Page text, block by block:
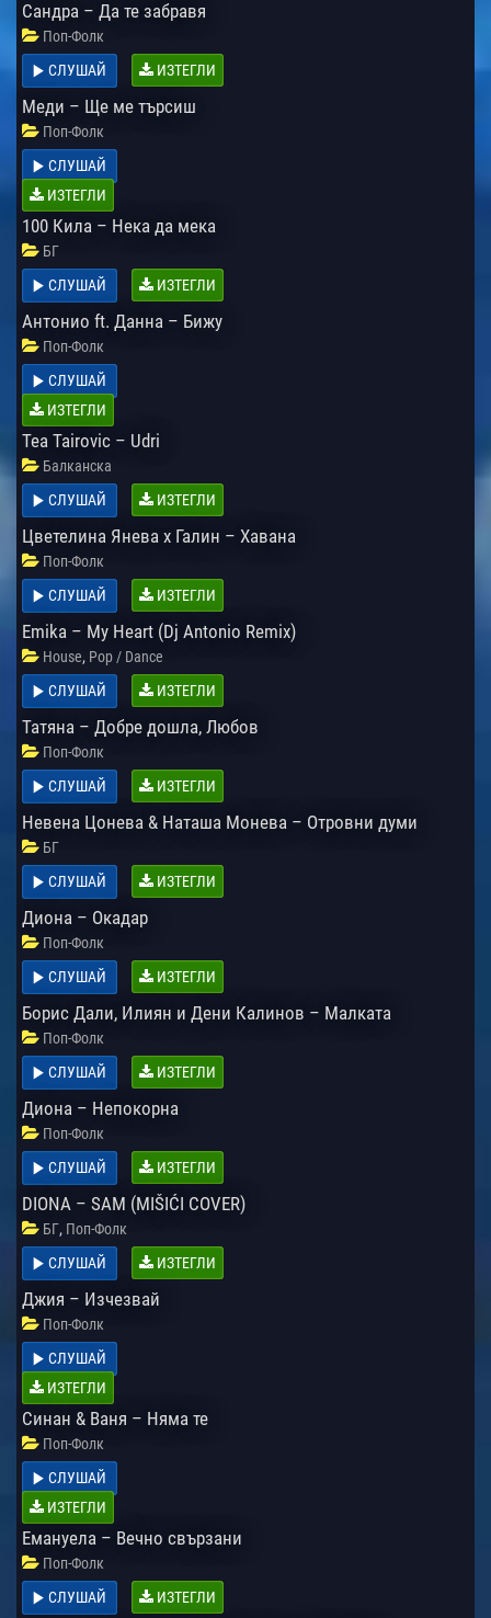
Сандра – Да те забравя
Поп-Фолк
СЛУШАЙ
ИЗТЕГЛИ
Меди – Ще ме търсиш
Поп-Фолк
СЛУШАЙ
ИЗТЕГЛИ
100 Кила – Нека да мека
БГ
СЛУШАЙ
ИЗТЕГЛИ
Антонио ft. Данна – Бижу
Поп-Фолк
СЛУШАЙ
ИЗТЕГЛИ
Tea Tairovic – Udri
Балканска
СЛУШАЙ
ИЗТЕГЛИ
Цветелина Янева x Галин – Хавана
Поп-Фолк
СЛУШАЙ
ИЗТЕГЛИ
Emika – My Heart (Dj Antonio Remix)
House, Pop / Dance
СЛУШАЙ
ИЗТЕГЛИ
Татяна – Добре дошла, Любов
Поп-Фолк
СЛУШАЙ
ИЗТЕГЛИ
Невена Цонева & Наташа Монева – Отровни думи
БГ
СЛУШАЙ
ИЗТЕГЛИ
Диона – Окадар
Поп-Фолк
СЛУШАЙ
ИЗТЕГЛИ
Борис Дали, Илиян и Дени Калинов – Малката
Поп-Фолк
СЛУШАЙ
ИЗТЕГЛИ
Диона – Непокорна
Поп-Фолк
СЛУШАЙ
ИЗТЕГЛИ
DIONA – SAM (MIŠIĆI COVER)
БГ, Поп-Фолк
СЛУШАЙ
ИЗТЕГЛИ
Джия – Изчезвай
Поп-Фолк
СЛУШАЙ
ИЗТЕГЛИ
Синан & Ваня – Няма те
Поп-Фолк
СЛУШАЙ
ИЗТЕГЛИ
Емануела – Вечно свързани
Поп-Фолк
СЛУШАЙ
ИЗТЕГЛИ